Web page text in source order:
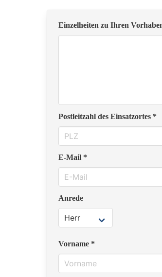
Einzelheiten zu Ihren
Postleitzahl des Einsatzortes *
E-Mail *
Anrede
Vorname *